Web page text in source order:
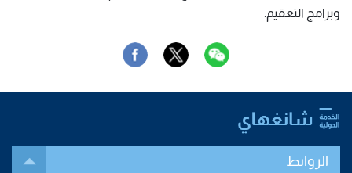
وبرامج التعقيم.
الروابط